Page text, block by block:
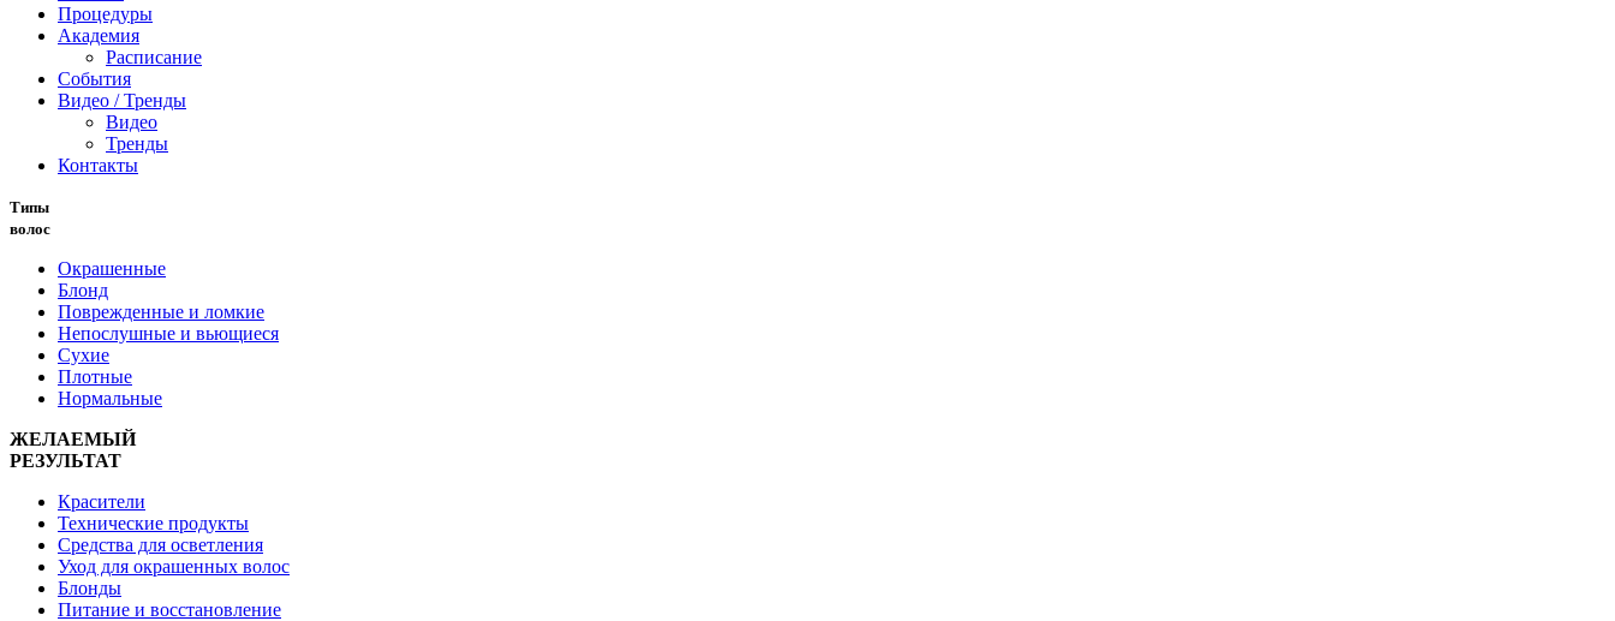
Процедуры
Академия
Расписание
События
Видео / Тренды
Видео
Тренды
Контакты
Типы
волос
Окрашенные
Блонд
Поврежденные и ломкие
Непослушные и вьющиеся
Сухие
Плотные
Нормальные
ЖЕЛАЕМЫЙ
РЕЗУЛЬТАТ
Красители
Технические продукты
Средства для осветления
Уход для окрашенных волос
Блонды
Питание и восстановление